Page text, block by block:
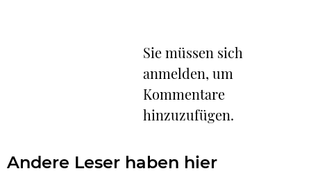
Sie müssen sich
anmelden, um
Kommentare
hinzuzufügen.
Andere Leser haben hier